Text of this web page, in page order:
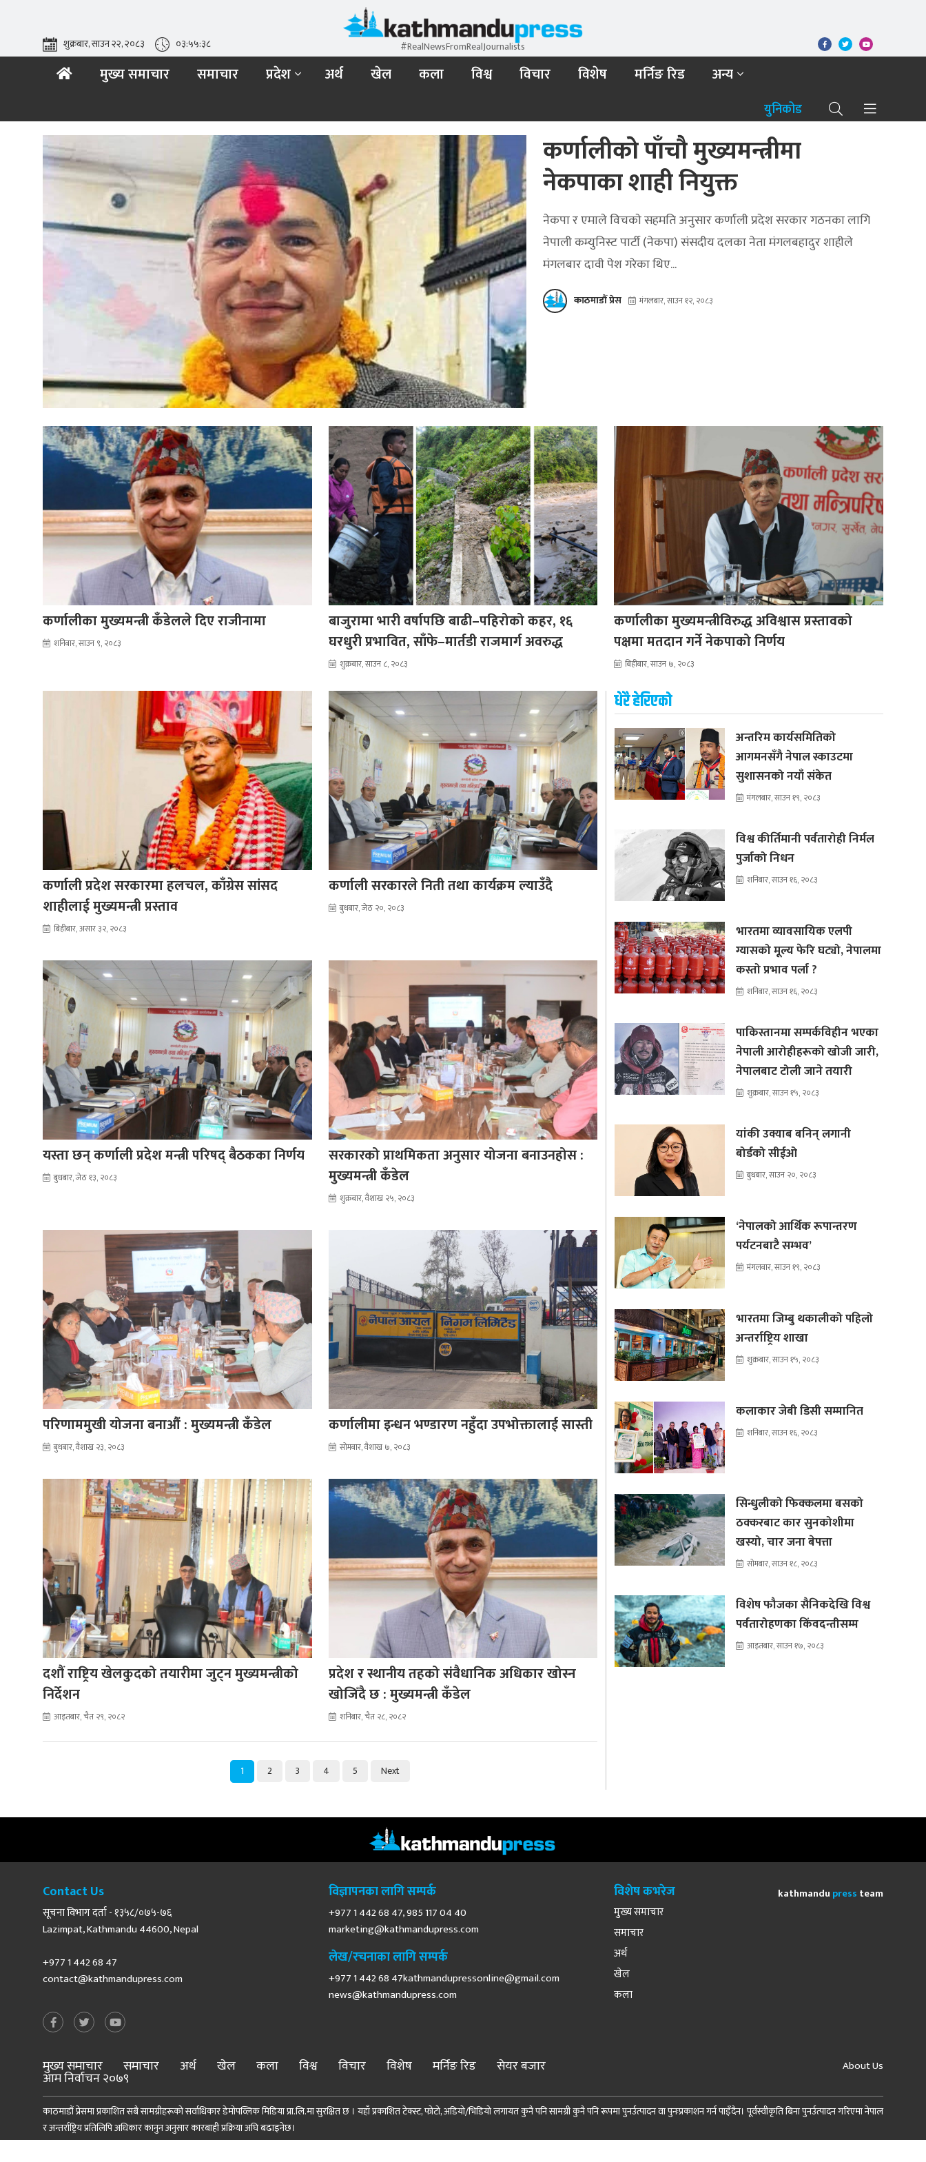
#RealNewsFromRealJournalists
शुक्रबार, साउन २२, २०८३ ०३:५५:४०
मुख्य समाचार समाचार प्रदेश अर्थ खेल कला विश्व विचार विशेष मर्निङ रिड अन्य
युनिकोड
कर्णालीकाे पाँचाै मुख्यमन्त्रीमा
नेकपाका शाही नियुक्त
नेकपा र एमाले विचकाे सहमति अनुसार कर्णाली प्रदेश सरकार गठनका लागि
नेपाली कम्युनिस्ट पार्टी (नेकपा) संसदीय दलका नेता मंगलबहादुर शाहीले
मंगलबार दावी पेश गरेका थिए...
काठमाडौं प्रेस मंगलबार, साउन १२, २०८३
कर्णालीका मुख्यमन्त्री कँडेलले दिए राजीनामा
शनिबार, साउन ९, २०८३
बाजुरामा भारी वर्षापछि बाढी–पहिरोको कहर, १६
घरधुरी प्रभावित, साँफे–मार्तडी राजमार्ग अवरुद्ध
शुक्रबार, साउन ८, २०८३
कर्णालीका मुख्यमन्त्रीविरुद्ध अविश्वास प्रस्तावको
पक्षमा मतदान गर्ने नेकपाको निर्णय
बिहीबार, साउन ७, २०८३
कर्णाली प्रदेश सरकारमा हलचल, काँग्रेस सांसद
शाहीलाई मुख्यमन्त्री प्रस्ताव
बिहीबार, असार ३२, २०८३
कर्णाली सरकारले निती तथा कार्यक्रम ल्याउँदै
बुधबार, जेठ २०, २०८३
यस्ता छन् कर्णाली प्रदेश मन्त्री परिषद् बैठकका निर्णय
बुधबार, जेठ १३, २०८३
सरकारको प्राथमिकता अनुसार योजना बनाउनहोस :
मुख्यमन्त्री कँडेल
शुक्रबार, वैशाख २५, २०८३
परिणाममुखी योजना बनाऔं : मुख्यमन्त्री कँडेल
बुधबार, वैशाख २३, २०८३
कर्णालीमा इन्धन भण्डारण नहुँदा उपभोक्तालाई सास्ती
सोमबार, वैशाख ७, २०८३
दशौं राष्ट्रिय खेलकुदको तयारीमा जुट्न मुख्यमन्त्रीको
निर्देशन
आइतबार, चैत २९, २०८२
प्रदेश र स्थानीय तहको संवैधानिक अधिकार खोस्न
खोजिँदै छ : मुख्यमन्त्री कँडेल
शनिबार, चैत २८, २०८२
1 2 3 4 5 Next
धेरै हेरिएको
अन्तरिम कार्यसमितिको
आगमनसँगै नेपाल स्काउटमा
सुशासनको नयाँ संकेत
मंगलबार, साउन १९, २०८३
विश्व कीर्तिमानी पर्वतारोही निर्मल
पुर्जाको निधन
शनिबार, साउन १६, २०८३
भारतमा व्यावसायिक एलपी
ग्यासको मूल्य फेरि घट्यो, नेपालमा
कस्तो प्रभाव पर्ला ?
शनिबार, साउन १६, २०८३
पाकिस्तानमा सम्पर्कविहीन भएका
नेपाली आरोहीहरूको खोजी जारी,
नेपालबाट टोली जाने तयारी
शुक्रबार, साउन १५, २०८३
यांकी उक्याब बनिन् लगानी
बोर्डको सीईओ
बुधबार, साउन २०, २०८३
‘नेपालको आर्थिक रूपान्तरण
पर्यटनबाटै सम्भव’
मंगलबार, साउन १९, २०८३
भारतमा जिम्बु थकालीको पहिलो
अन्तर्राष्ट्रिय शाखा
शुक्रबार, साउन १५, २०८३
कलाकार जेबी डिसी सम्मानित
शनिबार, साउन १६, २०८३
सिन्धुलीको फिक्कलमा बसको
ठक्करबाट कार सुनकोशीमा
खस्यो, चार जना बेपत्ता
सोमबार, साउन १८, २०८३
विशेष फौजका सैनिकदेखि विश्व
पर्वतारोहणका किंवदन्तीसम्म
आइतबार, साउन १७, २०८३
Contact Us
सूचना विभाग दर्ता - १३५८/०७५-७६
Lazimpat, Kathmandu 44600, Nepal
+977 1 442 68 47
contact@kathmandupress.com
विज्ञापनका लागि सम्पर्क
+977 1 442 68 47, 985 117 04 40
marketing@kathmandupress.com
लेख/रचनाका लागि सम्पर्क
+977 1 442 68 47kathmandupressonline@gmail.com
news@kathmandupress.com
विशेष कभरेज
मुख्य समाचार
समाचार
अर्थ
खेल
कला
kathmandu press team
मुख्य समाचार समाचार अर्थ खेल कला विश्व विचार विशेष मर्निङ रिड सेयर बजार
आम निर्वाचन २०७९
About Us
काठमाडौं प्रेसमा प्रकाशित सबै सामग्रीहरूको सर्वाधिकार डेमोपव्लिक मिडिया प्रा.लि.मा सुरक्षित छ । यहाँ प्रकाशित टेक्स्ट, फोटो, अडियो/भिडियो लगायत कुनै पनि सामग्री कुनै पनि रूपमा पुनर्उत्पादन वा पुनःप्रकाशन गर्न पाइँदैन। पूर्वस्वीकृति बिना पुनर्उत्पादन गरिएमा नेपाल
र अन्तर्राष्ट्रिय प्रतिलिपि अधिकार कानुन अनुसार कारबाही प्रक्रिया अघि बढाइनेछ।